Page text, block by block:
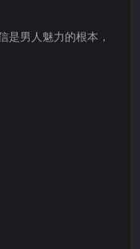
是男人魅力的根本，